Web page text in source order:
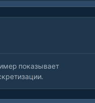
показывает